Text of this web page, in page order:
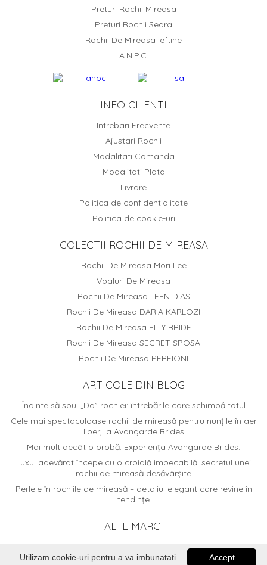
Preturi Rochii Mireasa
Preturi Rochii Seara
Rochii De Mireasa Ieftine
A.N.P.C.
INFO CLIENTI
Intrebari Frecvente
Ajustari Rochii
Modalitati Comanda
Modalitati Plata
Livrare
Politica de confidentialitate
Politica de cookie-uri
COLECTII ROCHII DE MIREASA
Rochii De Mireasa Mori Lee
Voaluri De Mireasa
Rochii De Mireasa LEEN DIAS
Rochii De Mireasa DARIA KARLOZI
Rochii De Mireasa ELLY BRIDE
Rochii De Mireasa SECRET SPOSA
Rochii De Mireasa PERFIONI
ARTICOLE DIN BLOG
Înainte să spui „Da” rochiei: întrebările care schimbă totul
Cele mai spectaculoase rochii de mireasă pentru nunțile în aer
liber, la Avangarde Brides
Mai mult decât o probă. Experiența Avangarde Brides.
Luxul adevărat începe cu o croială impecabilă: secretul unei
rochii de mireasă desăvârșite
Perlele în rochiile de mireasă – detaliul elegant care revine în
tendințe
ALTE MARCI
Accept
Utilizam cookie-uri pentru a va imbunatati